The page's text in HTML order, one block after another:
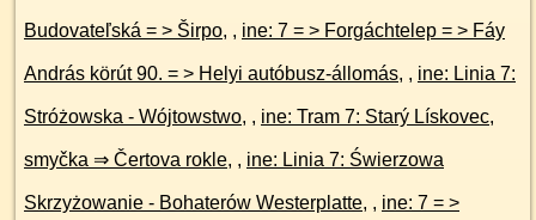
Budovateľská = > Širpo, , ine: 7 = > Forgáchtelep = > Fáy
András körút 90. = > Helyi autóbusz-állomás, , ine: Linia 7:
Stróżowska - Wójtowstwo, , ine: Tram 7: Starý Lískovec,
smyčka ⇒ Čertova rokle, , ine: Linia 7: Świerzowa
Skrzyżowanie - Bohaterów Westerplatte, , ine: 7 = >